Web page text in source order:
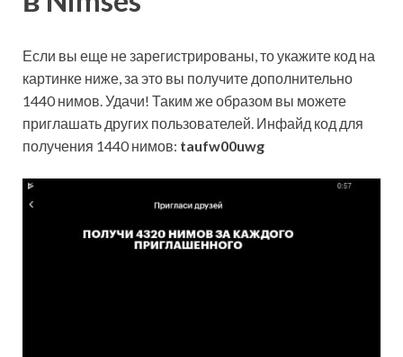
Если вы еще не зарегистрированы, то укажите код на
картинке ниже, за это вы получите дополнительно
1440 нимов. Удачи! Таким же образом вы можете
приглашать других пользователей. Инфайд код для
получения 1440 нимов: taufw00uwg